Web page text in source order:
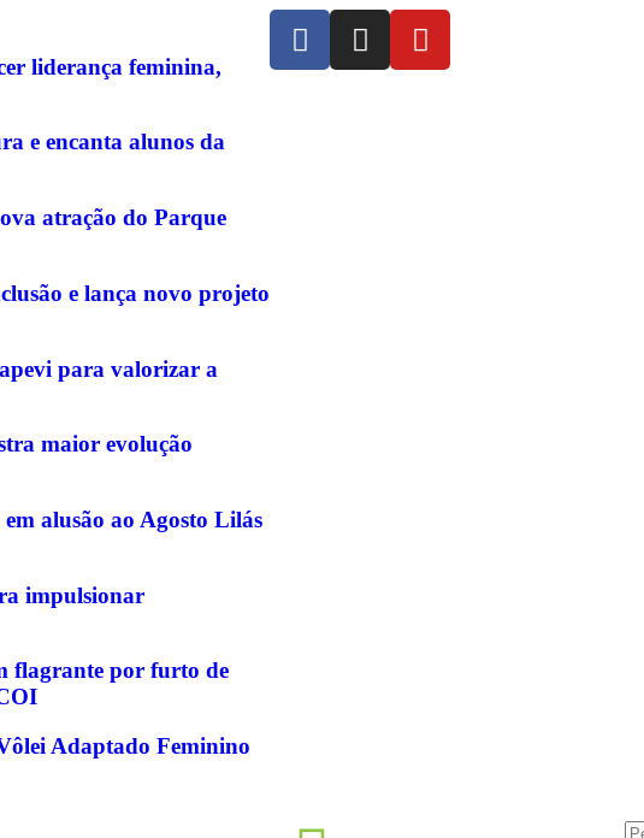
liderança feminina,
e encanta alunos da
atração do Parque
e lança novo projeto
para valorizar a
maior evolução
alusão ao Agosto Lilás
impulsionar
flagrante por furto de
Adaptado Feminino